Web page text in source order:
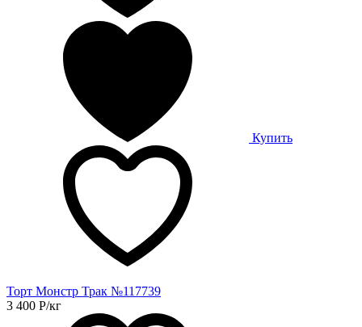
Купить
Торт Монстр Трак №117739
3 400 Р/кг